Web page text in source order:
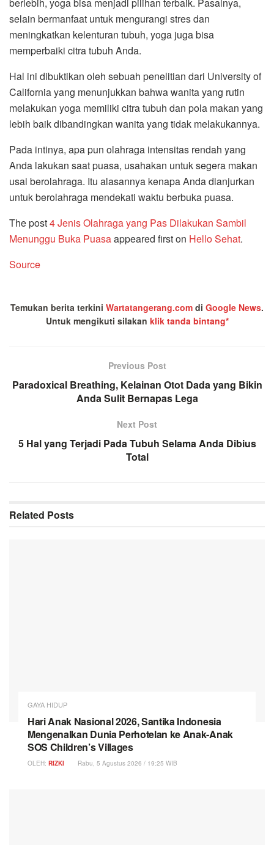
selain bermanfaat untuk mengurangi stres dan
meningkatkan kelenturan tubuh, yoga juga bisa
memperbaiki citra tubuh Anda.
Hal ini dibuktikan oleh sebuah penelitian dari University of
California yang menunjukkan bahwa wanita yang rutin
melakukan yoga memiliki citra tubuh dan pola makan yang
lebih baik dibandingkan wanita yang tidak melakukannya.
Pada intinya, apa pun olahraga intensitas rendah yang
Anda lakukan saat puasa, usahakan untuk segera makan
usai berolahraga. Itu alasannya kenapa Anda dianjurkan
untuk berolahraga mendekati waktu berbuka puasa.
The post4 Jenis Olahraga yang Pas Dilakukan Sambil
Menunggu Buka Puasaappeared first on Hello Sehat.
Source
Temukan berita terkini Wartatangerang.com di Google News.
Untuk mengikuti silakan klik tanda bintang*
Previous Post
Paradoxical Breathing, Kelainan Otot Dada yang Bikin
Anda Sulit Bernapas Lega
Next Post
5 Hal yang Terjadi Pada Tubuh Selama Anda Dibius
Total
Related Posts
GAYA HIDUP
Hari Anak Nasional 2026, Santika Indonesia
Mengenalkan Dunia Perhotelan ke Anak-Anak
SOS Children’s Villages
OLEH: RIZKI Rabu, 5 Agustus 2026 / 19:25 WIB